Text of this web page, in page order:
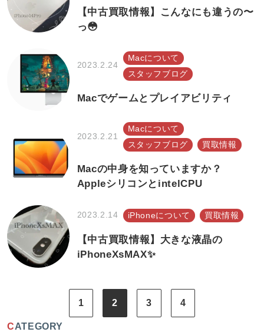
【中古買取情報】こんなにも違うの〜
っ😳
2023.2.24
Macについて
スタッフブログ
Macでゲームとプレイアビリティ
2023.2.21
Macについて
スタッフブログ
買取情報
Macの中身を知っていますか？
AppleシリコンとintelCPU
2023.2.14 iPhoneについて 買取情報
【中古買取情報】大きな液晶の
iPhoneXsMAX✨
1 2 3 4
CATEGORY